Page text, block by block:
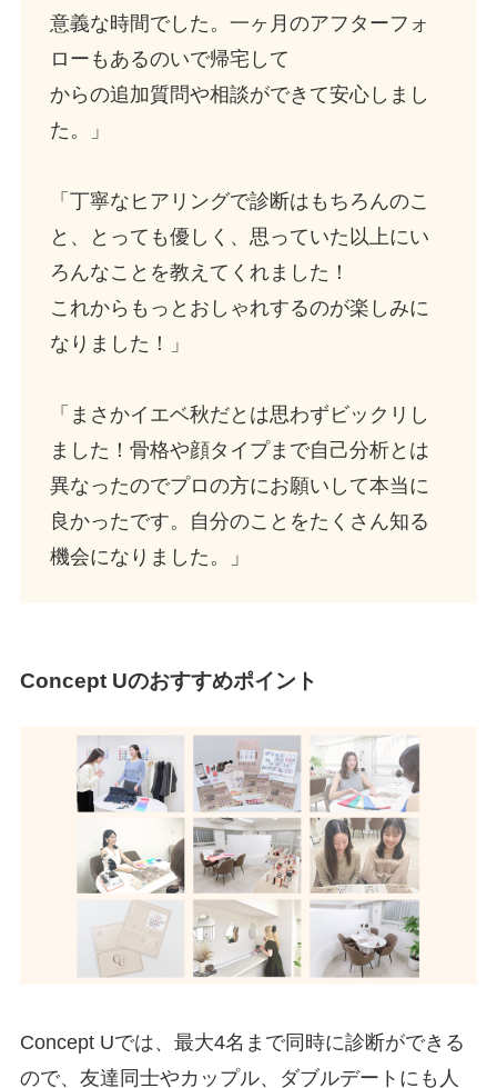
意義な時間でした。一ヶ月のアフターフォ
ローもあるのいで帰宅して
からの追加質問や相談ができて安心しまし
た。」
「丁寧なヒアリングで診断はもちろんのこ
と、とっても優しく、思っていた以上にい
ろんなことを教えてくれました！
これからもっとおしゃれするのが楽しみに
なりました！」
「まさかイエベ秋だとは思わずビックリし
ました！骨格や顔タイプまで自己分析とは
異なったのでプロの方にお願いして本当に
良かったです。自分のことをたくさん知る
機会になりました。」
Concept Uのおすすめポイント
Concept Uでは、最大4名まで同時に診断ができる
ので、友達同士やカップル、ダブルデートにも人